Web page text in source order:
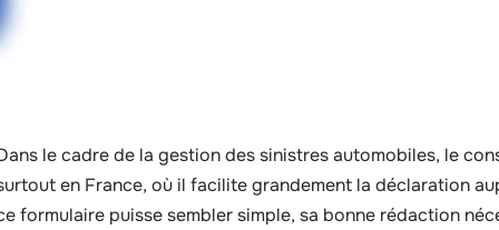
le cadre de la gestion des sinistres automobiles, le
en France, où il facilite grandement la déclaration
formulaire puisse sembler simple, sa bonne rédaction